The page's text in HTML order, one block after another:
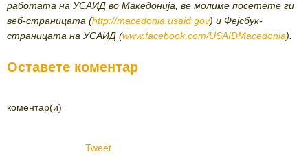
работата на УСАИД во Македонија, ве молиме посетете ги
веб-страницата (http://macedonia.usaid.gov) и Фејсбук-
страницата на УСАИД (www.facebook.com/USAIDMacedonia).
Оставете коментар
коментар(и)
Tweet